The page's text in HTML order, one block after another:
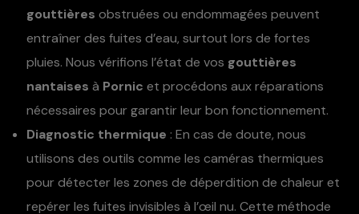
gouttières obstruées ou endommagées peuvent
entraîner des fuites d’eau, surtout lors de fortes
pluies. Nous vérifions l’état de vos gouttières
nantaises à Pornic et procédons aux réparations
nécessaires pour garantir leur bon fonctionnement.
Diagnostic thermique : En cas de doute, nous
utilisons des outils comme les caméras thermiques
pour détecter les zones de déperdition de chaleur et
repérer les fuites invisibles à l’œil nu. Cette méthode